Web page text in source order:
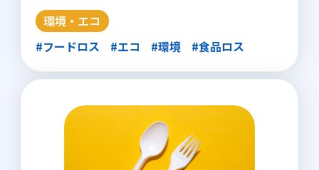
環境・エコ
#フードロス
#エコ #環境 #食品ロス